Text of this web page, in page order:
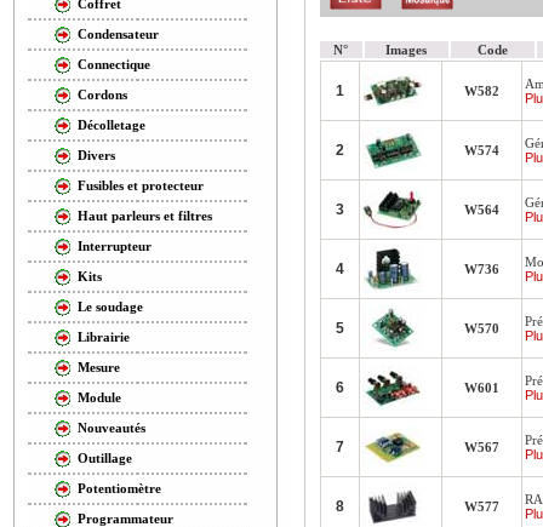
Coffret
Condensateur
Connectique
Cordons
Décolletage
Divers
Fusibles et protecteur
Haut parleurs et filtres
Interrupteur
Kits
Le soudage
Librairie
Mesure
Module
Nouveautés
Outillage
Potentiomètre
Programmateur
N° Images Code
1 W582
2 W574
3 W564
4 W736
5 W570
6 W601
7 W567
8 W577